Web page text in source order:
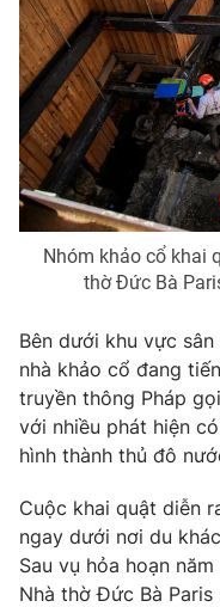
Góc doanh nghiệp
Truyền hình
Phim VTV
Hậu trường
Nhân vật
Khán giả
Giải sao mai
Giải trí
Điện ảnh
Âm nhạc
Sao
Đời sống
Du lịch
Làm đẹp
Giáo dục
Tuyển sinh
Học trực tuyến
Hitech Công nghệ
Sản phẩm
Thị trường
Tư vấn
Giao lưu trực tuyến
Lịch phát sóng
Chuyên mục khác
Emagazine
Nhóm khảo cổ khai
thờ Đức Bà
Bên dưới khu vực
nhà khảo cổ đang
truyền thông Pháp
với nhiều phát hiện
hình thành thủ đô
Cuộc khai quật diễn
ngay dưới nơi du
Sau vụ hỏa hoạn
Nhà thờ Đức Bà